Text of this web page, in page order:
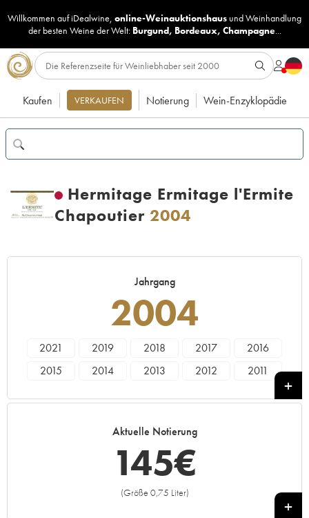
Willkommen auf iDealwine, online-Weinauktionshaus undWeinhandlung
der besten Weine der Welt: Burgund, Bordeaux, Champagne...
Kaufen VERKAUFEN Notierung Wein-Enzyklopädie
Hermitage Ermitage l'Ermite
Chapoutier 2004
Jahrgang
2004
2021 2019 2018 2017
2016
2015
2014 2013 2012
2011
1999 1998 1997
Aktuelle Notierung
145€
(Größe 0,75 Liter)
+